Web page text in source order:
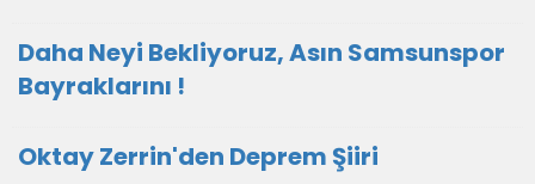
Daha Neyi Bekliyoruz, Asın Samsunspor
Bayraklarını !
Oktay Zerrin'den Deprem Şiiri